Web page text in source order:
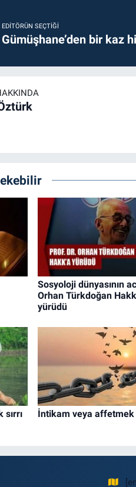
EDITÖRÜN SEÇTIĞI
Gümüşhane’den bir kaz
Sosyoloji dünyasının
Orhan Türkdoğan
yürüdü
İntikam veya affetmek